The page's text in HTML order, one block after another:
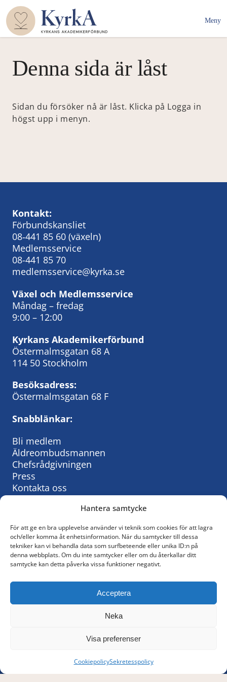
Hantera samtycke
För att ge en bra upplevelse använder vi teknik som cookies för att lagra
och/eller komma åt enhetsinformation. När du samtycker till dessa
tekniker kan vi behandla data som surfbeteende eller unika ID:n på
denna webbplats. Om du inte samtycker eller om du återkallar ditt
samtycke kan detta påverka vissa funktioner negativt.
Acceptera
Neka
Visa preferenser
CookiepolicySekretesspolicy
Meny
Denna sida är låst
Sidan du försöker nå är låst. Klicka på Logga in
högst upp i menyn.
Kontakt:
Förbundskansliet
08‑441 85 60 (växeln)
Medlemsservice
08-441 85 70
medlemsservice@kyrka.se
Växel och Medlemsservice
Måndag – fredag
9:00 – 12:00
Kyrkans Akademikerförbund
Östermalmsgatan 68 A
114 50 Stockholm
Besöksadress:
Östermalmsgatan 68 F
Snabblänkar:
Bli medlem
Äldreombudsmannen
Chefsrådgivningen
Press
Kontakta oss
Så behandlar vi personuppgifter:
KyrkAs personuppgiftspolicy
Följ oss på Facebook
Policy för sociala medier